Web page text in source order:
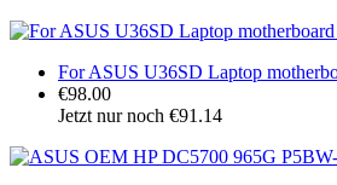
For ASUS U36SD Laptop
€98.00
Jetzt nur noch €91.14